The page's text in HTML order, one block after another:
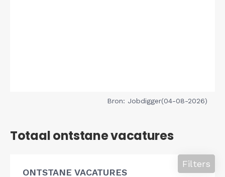
Bron: Jobdigger(04-08-2026)
Totaal ontstane vacatures
ONTSTANE VACATURES
Filters